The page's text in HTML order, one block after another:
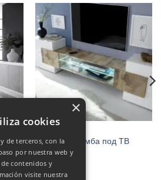
Инкастро, Тумба под ТВ
€395.00
×
cookies
de terceros, con la
por nuestra web y
contenidos y
visite nuestra